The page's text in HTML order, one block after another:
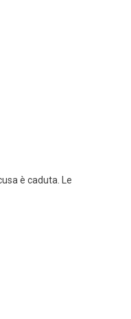
è caduta. Le